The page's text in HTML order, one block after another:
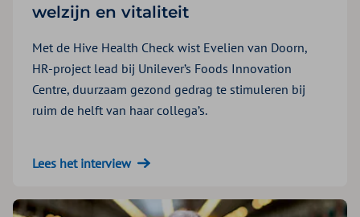
welzijn en vitaliteit
Met de Hive Health Check wist Evelien van Doorn,
HR-project lead bij Unilever’s Foods Innovation
Centre, duurzaam gezond gedrag te stimuleren bij
ruim de helft van haar collega’s.
Lees het interview